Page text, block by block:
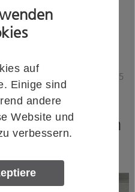
auf
Einige sind
andere
Website und
verbessern.
und Fördertechnik seit 1925
Produkten
von Woelm